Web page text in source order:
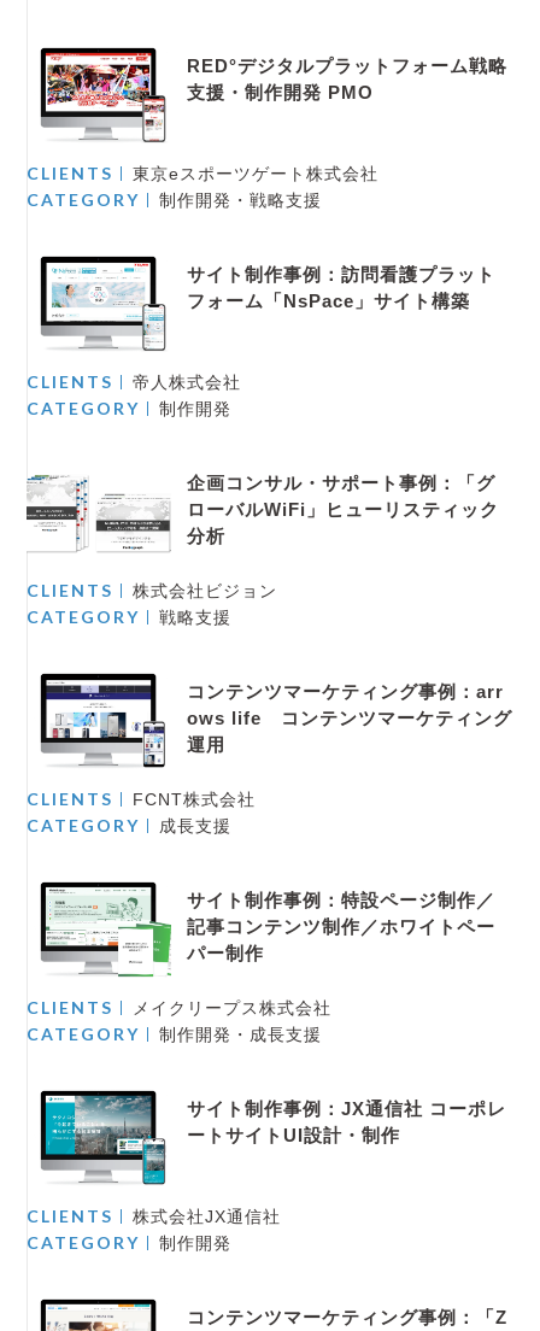
RED°デジタルプラットフォーム戦略
支援・制作開発 PMO
CLIENTS 東京eスポーツゲート株式会社
CATEGORY 制作開発・戦略支援
サイト制作事例：訪問看護プラット
フォーム「NsPace」サイト構築
CLIENTS 帝人株式会社
CATEGORY 制作開発
企画コンサル・サポート事例：「グ
ローバルWiFi」ヒューリスティック
分析
CLIENTS 株式会社ビジョン
CATEGORY 戦略支援
コンテンツマーケティング事例：arr
ows life コンテンツマーケティング
運用
CLIENTS FCNT株式会社
CATEGORY 成長支援
サイト制作事例：特設ページ制作／
記事コンテンツ制作／ホワイトペー
パー制作
CLIENTS メイクリープス株式会社
CATEGORY 制作開発・成長支援
サイト制作事例：JX通信社 コーポレ
ートサイトUI設計・制作
CLIENTS 株式会社JX通信社
CATEGORY 制作開発
コンテンツマーケティング事例：「Z